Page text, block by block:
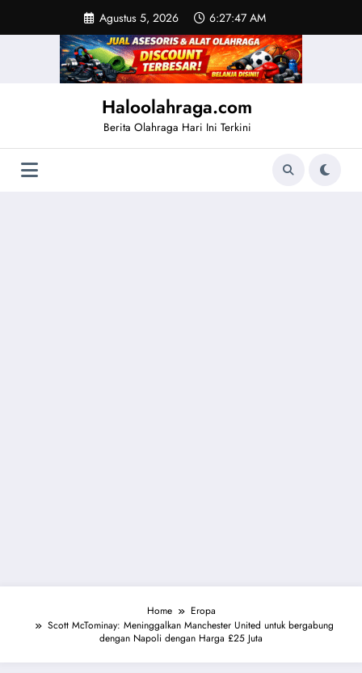
content
Agustus 5, 2026 6:27:47 AM
Haloolahraga.com
Berita Olahraga Hari Ini Terkini
Home
Eropa
Scott McTominay: Meninggalkan Manchester United untuk bergabung
dengan Napoli dengan Harga £25 Juta